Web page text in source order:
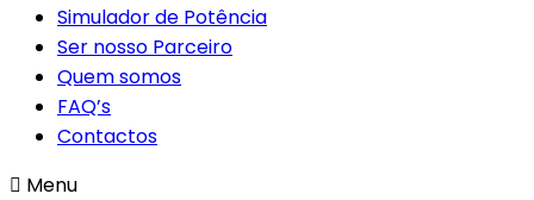
Simulador de Potência
Ser nosso Parceiro
Quem somos
FAQ’s
Contactos
Menu